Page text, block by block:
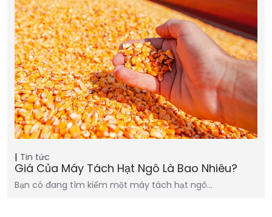
Tin tức
Giá Của Máy Tách Hạt Ngô Là Bao Nhiêu?
Bạn có đang tìm kiếm một máy tách hạt ngô...